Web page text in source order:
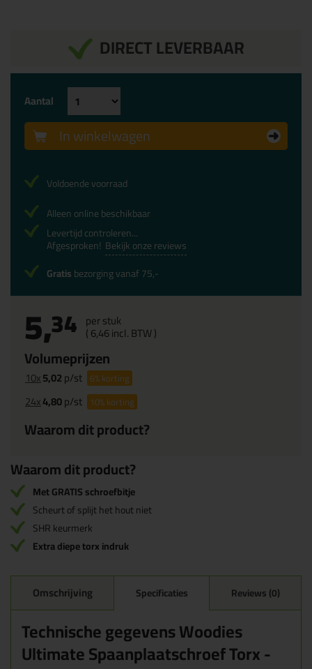
DIRECT LEVERBAAR
5,34 per stuk
(6,46incl. BTW )
Volumeprijzen
10x5,02p/st 6%korting
24x4,80p/st 10%korting
Waarom dit product?
Aantal
In winkelwagen
Voldoende voorraad
Alleen online beschikbaar
Levertijd controleren...
Afgesproken! Bekijk onze reviews
Gratisbezorging vanaf 75,-
Waarom dit product?
Met GRATIS schroefbitje
Scheurt of splijt het hout niet
SHR keurmerk
Extra diepe torx indruk
Omschrijving Specificaties Reviews (0)
Technische gegevens Woodies
Ultimate Spaanplaatschroef Torx -